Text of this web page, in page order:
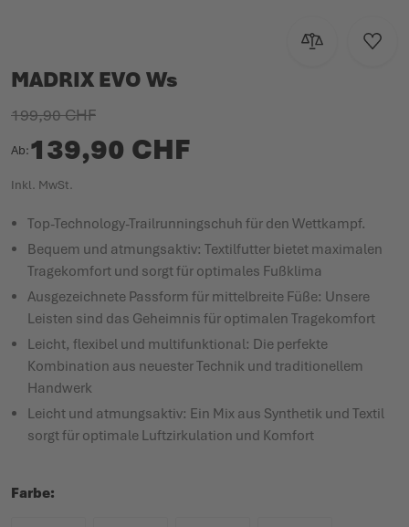
Zur Zur
MADRIX EVO Ws
Ab 139,90 CHF
199,90 CHF
Inkl. MwSt.
Top-Technology-Trailrunningschuh für den Wettkampf.
Bequem und atmungsaktiv: Textilfutter bietet maximalen
Tragekomfort und sorgt für optimales Fußklima
Ausgezeichnete Passform für mittelbreite Füße: Unsere
Leisten sind das Geheimnis für optimalen Tragekomfort
Leicht, flexibel und multifunktional: Die perfekte
Kombination aus neuester Technik und traditionellem
Handwerk
Leicht und atmungsaktiv: Ein Mix aus Synthetik und Textil
sorgt für optimale Luftzirkulation und Komfort
Farbe